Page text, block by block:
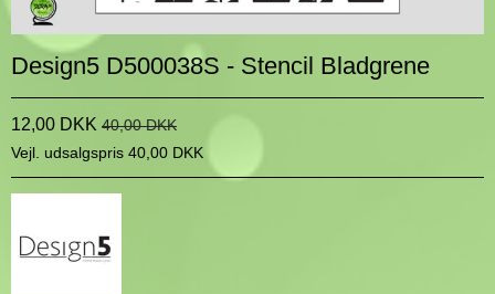
Design5 D500038S - Stencil Bladgrene
12,00 DKK 40,00 DKK
Vejl. udsalgspris 40,00 DKK